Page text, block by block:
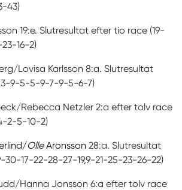
43)
19:e. Slutresultat efter tio race (19-
16-2)
Lovisa Karlsson 8:a. Slutresultat
9-5-5-9-7-9-5-6-7)
Rebecca Netzler 2:a efter tolv race
2-5-10-2)
OlleAronsson 28:a. Slutresultat
17-22-28-27-19,9-21-25-23-26-22)
Hanna Jonsson 6:a efter tolv race